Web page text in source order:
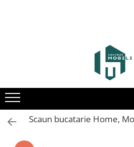
Scaun bucatarie Home,